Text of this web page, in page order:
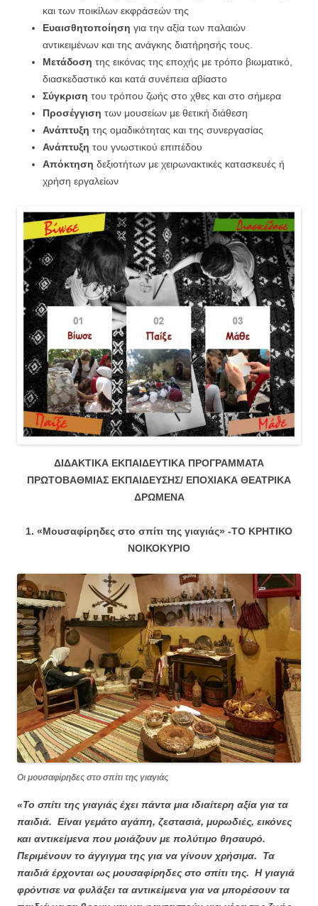
και των ποικίλων εκφράσεών της
Ευαισθητοποίηση για την αξία των παλαιών
αντικειμένων και της ανάγκης διατήρησής τους.
Μετάδοση της εικόνας της εποχής με τρόπο βιωματικό,
διασκεδαστικό και κατά συνέπεια αβίαστο
Σύγκριση του τρόπου ζωής στο χθες και στο σήμερα
Προσέγγιση των μουσείων με θετική διάθεση
Ανάπτυξη της ομαδικότητας και της συνεργασίας
Ανάπτυξη του γνωστικού επιπέδου
Απόκτηση δεξιοτήτων με χειρωνακτικές κατασκευές ή
χρήση εργαλείων
ΔΙΔΑΚΤΙΚΑ ΕΚΠΑΙΔΕΥΤΙΚΑ ΠΡΟΓΡΑΜΜΑΤΑ
ΠΡΩΤΟΒΑΘΜΙΑΣ ΕΚΠΑΙΔΕΥΣΗΣ/ ΕΠΟΧΙΑΚΑ ΘΕΑΤΡΙΚΑ
ΔΡΩΜΕΝΑ
1. «Μουσαφίρηδες στο σπίτι της γιαγιάς» -ΤΟ ΚΡΗΤΙΚΟ
ΝΟΙΚΟΚΥΡΙΟ
Οι μουσαφίρηδες στο σπίτι της γιαγιάς
«Το σπίτι της γιαγιάς έχει πάντα μια ιδιαίτερη αξία για τα
παιδιά. Είναι γεμάτο αγάπη, ζεστασιά, μυρωδιές, εικόνες
και αντικείμενα που μοιάζουν με πολύτιμο θησαυρό.
Περιμένουν το άγγιγμα της για να γίνουν χρήσιμα. Τα
παιδιά έρχονται ως μουσαφίρηδες στο σπίτι της. Η γιαγιά
φρόντισε να φυλάξει τα αντικείμενα για να μπορέσουν τα